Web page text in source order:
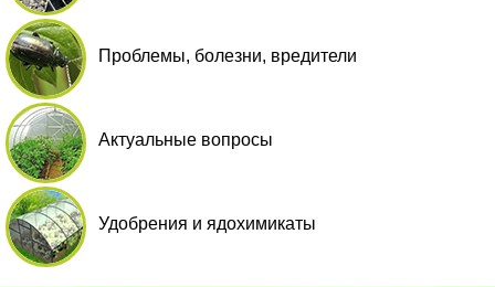
Проблемы, болезни, вредители
Актуальные вопросы
Удобрения и ядохимикаты